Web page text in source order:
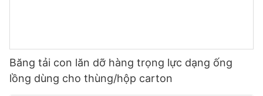
Băng tải con lăn dỡ hàng trọng lực dạng ống
lồng dùng cho thùng/hộp carton